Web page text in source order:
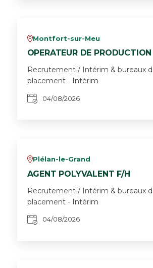
vMontfort-sur-Meu
OPERATEUR DE PRODUCTION
Recrutement / Intérim & bureaux
placement - Intérim
04/08/2026
vPlélan-le-Grand
AGENT POLYVALENT F/H
Recrutement / Intérim & bureaux
placement - Intérim
04/08/2026